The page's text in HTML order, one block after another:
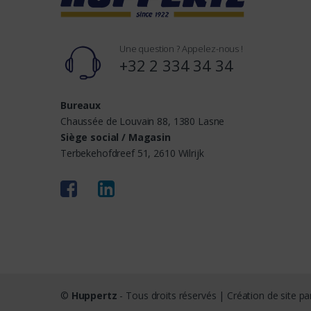
Une question ? Appelez-nous !
+32 2 334 34 34
Bureaux
Chaussée de Louvain 88, 1380 Lasne
Siège social / Magasin
Terbekehofdreef 51, 2610 Wilrijk
© Huppertz - Tous droits réservés | Création de site